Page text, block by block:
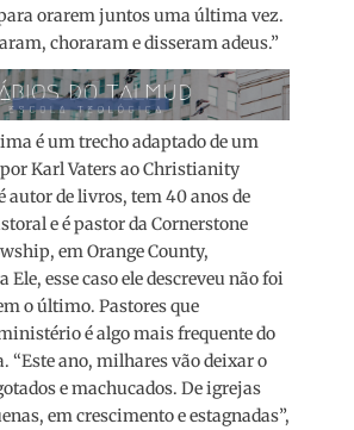
orarem juntos uma última vez.
choraram e disseram adeus.”
é um trecho adaptado de um
Karl Vaters ao Christianity
autor de livros, tem 40 anos de
e é pastor da Cornerstone
em Orange County,
Ele, esse caso ele descreveu não foi
o último. Pastores que
é algo mais frequente do
“Este ano, milhares vão deixar o
e machucados. De igrejas
em crescimento e estagnadas”,